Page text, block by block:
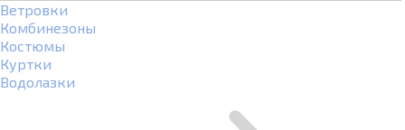
Ветровки
Комбинезоны
Костюмы
Куртки
Водолазки